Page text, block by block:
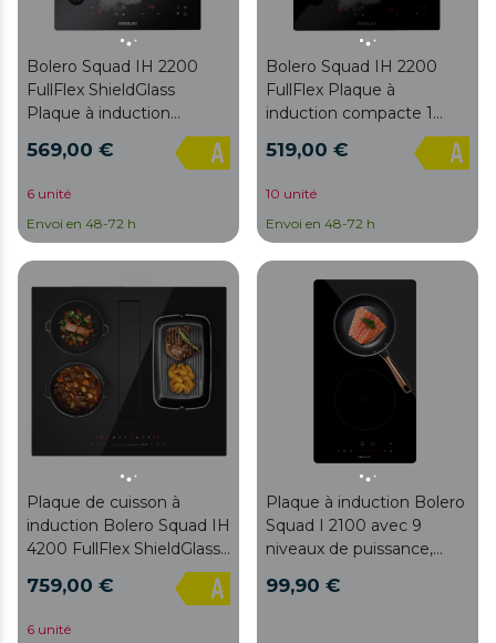
Bolero Squad IH 2200
FullFlex ShieldGlass
Plaque à induction
compacte 1 foyer FullFlex
avec hotte aspirante
maximale de 3500 W, 9
aspiration de 500 m3/h, 4
vitesses avec fonction
Booster, Touch Control.
569,00 €
6 unité
Envoi en 48-72 h
Bolero Squad IH 2200
FullFlex Plaque à
induction compacte 1
foyer FullFlex avec hotte
aspirante intégrée,
puissance avec Booster,
500 m3/h, 4 vitesses avec
fonction Booster, Touch
519,00 €
10 unité
Envoi en 48-72 h
Plaque de cuisson à
induction Bolero Squad IH
4200 FullFlex ShieldGlass
2 zones FullFlex avec
hotte intégrée de 60 cm,
759,00 €
6 unité
Plaque à induction Bolero
Squad I 2100 avec 9
niveaux de puissance,
W, commande
99,90 €